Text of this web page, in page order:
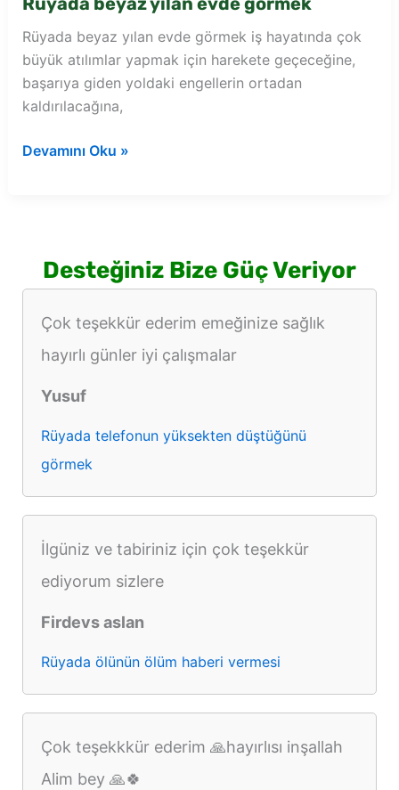
Rüyada beyaz yılan evde görmek iş hayatında çok
büyük atılımlar yapmak için harekete geçeceğine,
başarıya giden yoldaki engellerin ortadan
kaldırılacağına,
Rüyada
Devamını Oku »
Desteğiniz Bize Güç Veriyor
Çok teşekkür ederim emeğinize sağlık
hayırlı günler iyi çalışmalar
Yusuf
Rüyada telefonun yüksekten düştüğünü
görmek
İlgüniz ve tabiriniz için çok teşekkür
ediyorum sizlere
Firdevs aslan
Rüyada ölünün ölüm haberi vermesi
Çok teşekkkür ederim 🙏hayırlısı inşallah
Alim bey 🙏🍀